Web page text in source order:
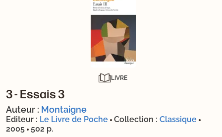
LIVRE
3 -Essais 3
Auteur : Montaigne
Editeur : Le Livre de Poche Collection : Classique
2005
502 p.